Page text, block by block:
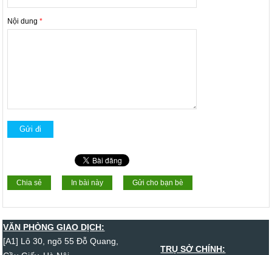
Nội dung*
Chia sẻ In bài này Gửi cho bạn bè
VĂN PHÒNG GIAO DỊCH:
[A1] Lô 30, ngõ 55 Đỗ Quang,
TRỤ SỞ CHÍNH: